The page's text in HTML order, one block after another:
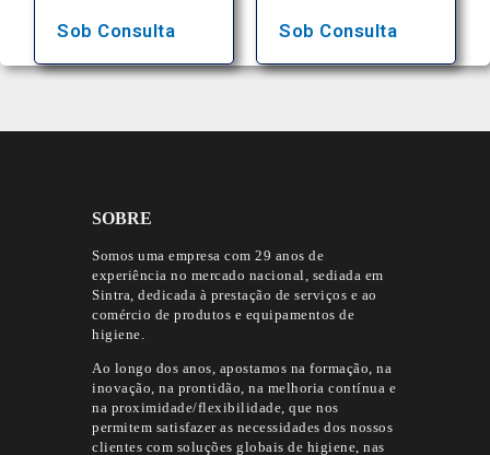
Sob Consulta Sob Consulta
SOBRE
Somos uma empresa com 29 anos de
experiência no mercado nacional, sediada em
Sintra, dedicada à prestação de serviços e ao
comércio de produtos e equipamentos de
higiene.
Ao longo dos anos, apostamos na formação, na
inovação, na prontidão, na melhoria contínua e
na proximidade/flexibilidade, que nos
permitem satisfazer as necessidades dos nossos
clientes com soluções globais de higiene, nas